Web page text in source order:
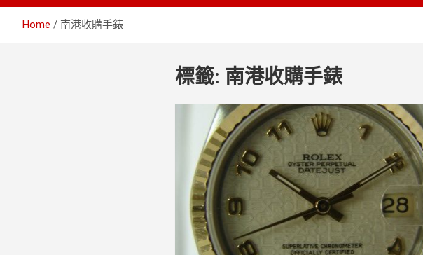
Home 南港收購手錶
標籤: 南港收購手錶